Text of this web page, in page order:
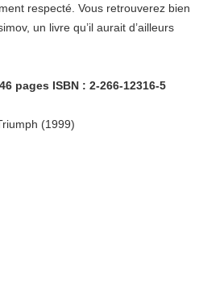
respecté. Vous retrouverez bien
un livre qu’il aurait d’ailleurs
pages ISBN : 2-266-12316-5
(1999)